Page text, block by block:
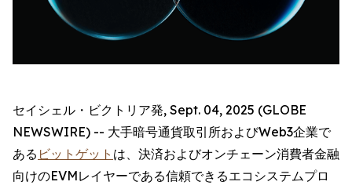
セイシェル・ビクトリア発, Sept. 04, 2025 (GLOBE
NEWSWIRE) -- 大手暗号通貨取引所およびWeb3企業で
ある ビットゲット は、決済およびオンチェーン消費者金融
向けのEVMレイヤーである信頼できるエコシステムプロ